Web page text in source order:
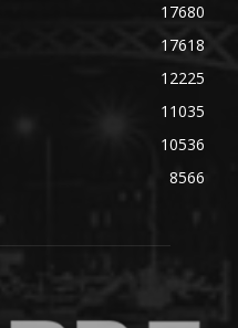
17680
17618
12225
11035
10536
8566